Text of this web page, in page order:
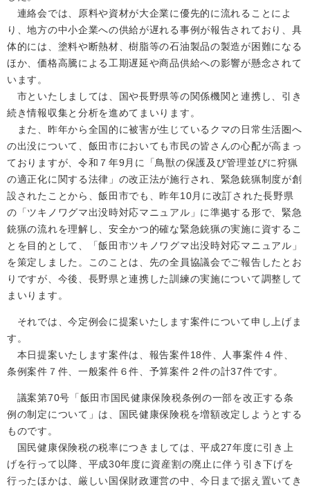
連絡会では、原料や資材が大企業に優先的に流れることによ
り、地方の中小企業への供給が遅れる事例が報告されており、具
体的には、塗料や断熱材、樹脂等の石油製品の製造が困難になる
ほか、価格高騰による工期遅延や商品供給への影響が懸念されて
います。
市といたしましては、国や長野県等の関係機関と連携し、引き
続き情報収集と分析を進めてまいります。
また、昨年から全国的に被害が生じているクマの日常生活圏へ
の出没について、飯田市においても市民の皆さんの心配が高まっ
ておりますが、令和７年9月に「鳥獣の保護及び管理並びに狩猟
の適正化に関する法律」の改正法が施行され、緊急銃猟制度が創
設されたことから、飯田市でも、昨年10月に改訂された長野県
の「ツキノワグマ出没時対応マニュアル」に準拠する形で、緊急
銃猟の流れを理解し、安全かつ的確な緊急銃猟の実施に資するこ
とを目的として、「飯田市ツキノワグマ出没時対応マニュアル」
を策定しました。このことは、先の全員協議会でご報告したとお
りですが、今後、長野県と連携した訓練の実施について調整して
まいります。
それでは、今定例会に提案いたします案件について申し上げま
す。
本日提案いたします案件は、報告案件18件、人事案件４件、
条例案件７件、一般案件６件、予算案件２件の計37件です。
議案第70号「飯田市国民健康保険税条例の一部を改正する条
例の制定について」は、国民健康保険税を増額改定しようとする
ものです。
国民健康保険税の税率につきましては、平成27年度に引き上
げを行って以降、平成30年度に資産割の廃止に伴う引き下げを
行ったほかは、厳しい国保財政運営の中、今日まで据え置いてき